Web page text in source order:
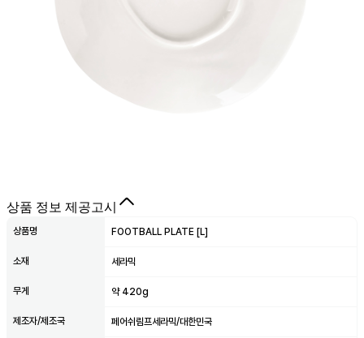
상품 정보 제공고시
상품명 FOOTBALL PLATE [L]
소재 세라믹
무게 약 420g
제조자/제조국 페어쉬림프세라믹/대한민국